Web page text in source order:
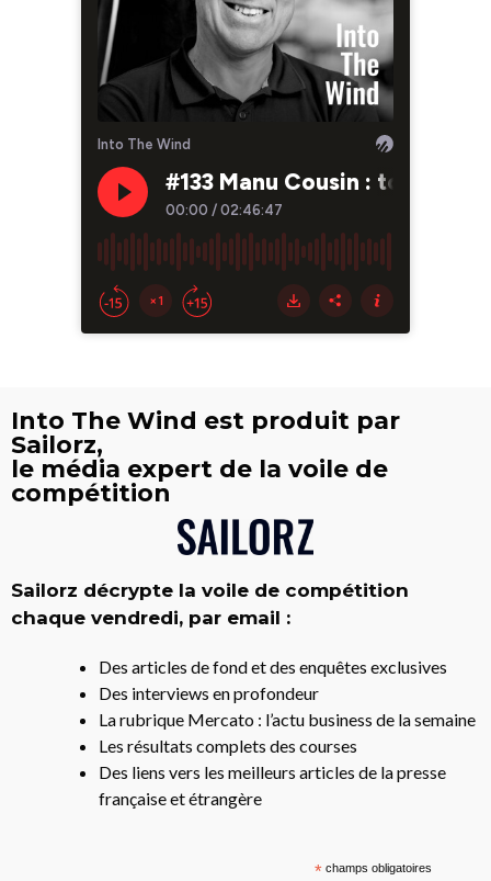
Into The Wind est produit par
Sailorz,
le média expert de la voile de
compétition
Sailorz décrypte la voile de compétition
chaque vendredi, par email :
Des articles de fond et des enquêtes exclusives
Des interviews en profondeur
La rubrique Mercato : l’actu business de la semaine
Les résultats complets des courses
Des liens vers les meilleurs articles de la presse
française et étrangère
*champs obligatoires